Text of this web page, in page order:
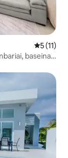
Vidutinis
5 (11)
baseinas